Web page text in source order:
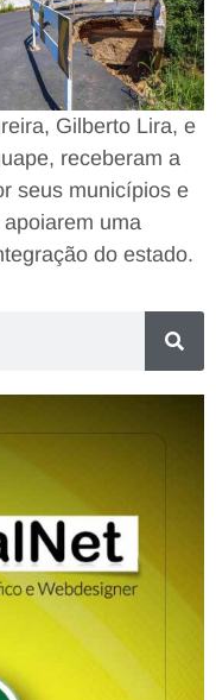
Gilberto Lira, e
receberam a
seus municípios e
uma
do estado.